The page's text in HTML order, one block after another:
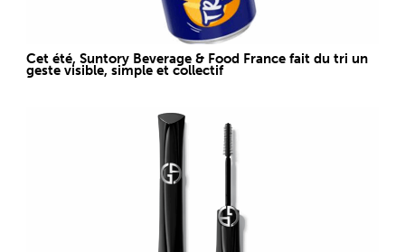
Cet été, Suntory Beverage & Food France fait du tri un
geste visible, simple et collectif